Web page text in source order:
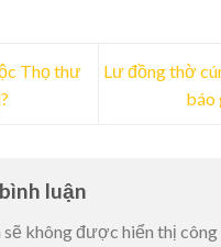
Thọ thư
Lư đồng thờ
báo
luận
sẽ không được hiển thị công